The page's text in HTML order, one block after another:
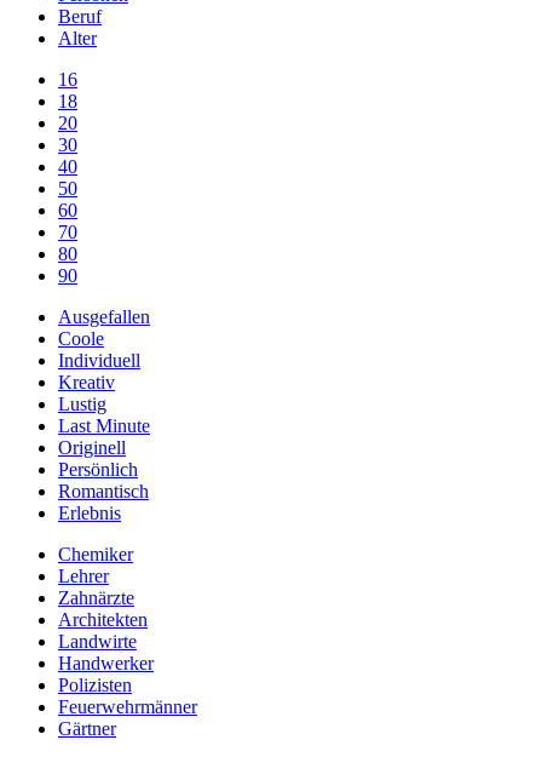
Beruf
Alter
16
18
20
30
40
50
60
70
80
90
Ausgefallen
Coole
Individuell
Kreativ
Lustig
Last Minute
Originell
Persönlich
Romantisch
Erlebnis
Chemiker
Lehrer
Zahnärzte
Architekten
Landwirte
Handwerker
Polizisten
Feuerwehrmänner
Gärtner